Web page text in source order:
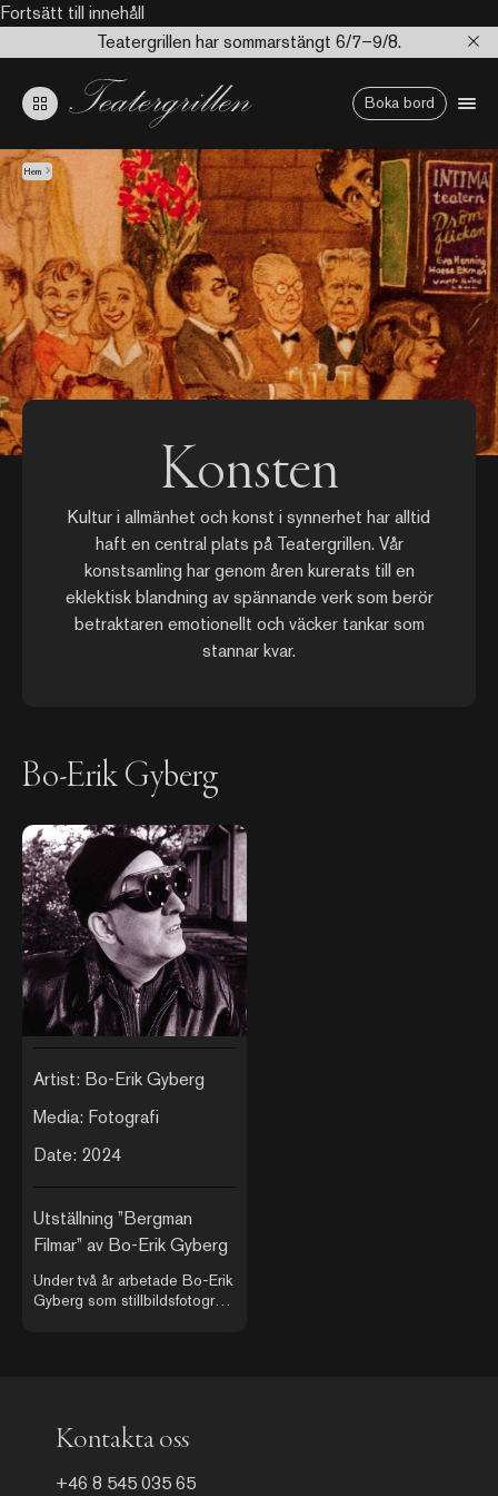
Fortsätt till innehåll
Teatergrillen har sommarstängt 6/7–9/8.
Boka bord
Hem
Konsten
Kultur i allmänhet och konst i synnerhet har alltid
haft en central plats på Teatergrillen. Vår
konstsamling har genom åren kurerats till en
eklektisk blandning av spännande verk som berör
betraktaren emotionellt och väcker tankar som
stannar kvar.
Bo-Erik Gyberg
Artist: Bo-Erik Gyberg
Media: Fotografi
Date: 2024
Utställning ”Bergman
Filmar” av Bo-Erik Gyberg
Under två år arbetade Bo-Erik
Gyberg som stillbildsfotograf
press-agenten Ernie
en helt ny standard för arbete
Kontakta oss
+46 8 545 035 65